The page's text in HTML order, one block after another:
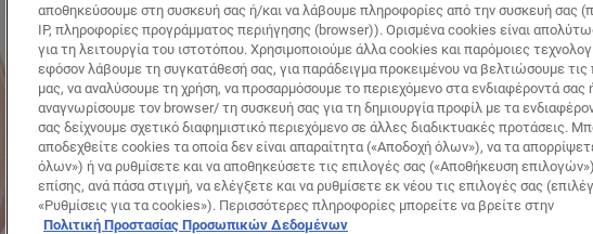
αποθηκεύσουμε στη συσκευή σας ή/και να λάβουμε πληροφορίες από την συσκευή σας
IP, πληροφορίες προγράμματος περιήγησης (browser)). Ορισμένα cookies είναι
για τη λειτουργία του ιστοτόπου. Χρησιμοποιούμε άλλα cookies και παρόμοιες
εφόσον λάβουμε τη συγκατάθεσή σας, για παράδειγμα προκειμένου να βελτιώσουμε τις
μας, να αναλύσουμε τη χρήση, να προσαρμόσουμε το περιεχόμενο στα ενδιαφέροντά σας
αναγνωρίσουμε τον browser/ τη συσκευή σας για τη δημιουργία προφίλ με τα
σας δείχνουμε σχετικό διαφημιστικό περιεχόμενο σε άλλες διαδικτυακές προτάσεις.
αποδεχθείτε cookies τα οποία δεν είναι απαραίτητα («Αποδοχή όλων»), να τα
όλων») ή να ρυθμίσετε και να αποθηκεύσετε τις επιλογές σας («Αποθήκευση
επίσης, ανά πάσα στιγμή, να ελέγξετε και να ρυθμίσετε εκ νέου τις επιλογές σας
«Ρυθμίσεις για τα cookies»). Περισσότερες πληροφορίες μπορείτε να βρείτε στην
Πολιτική Προστασίας Προσωπικών Δεδομένων